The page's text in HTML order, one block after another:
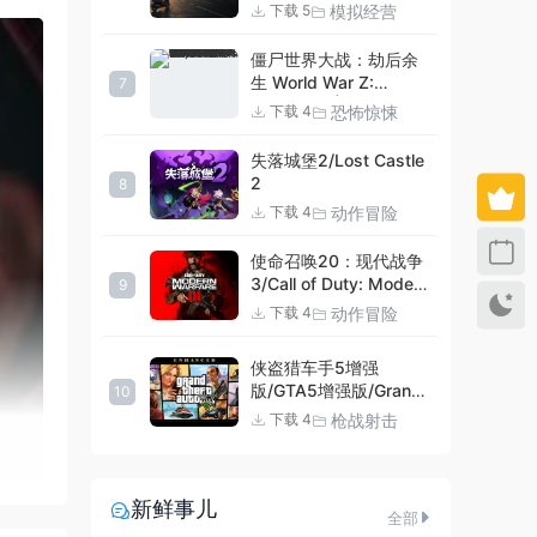
下载 5 模拟经营
7
僵尸世界大战：劫后余
生 World War Z:
Aftermath |官方中文
09.27.24 v20240924
集成DLCs 赠多项修改器
+赠999等级.荣誉技能.
紫色荣誉头框.荣誉枪械
技能.解锁存档 解压即玩
下载 4 恐怖惊悚
8
失落城堡2/Lost Castle
2
下载 4 动作冒险
9
使命召唤20：现代战争
3/Call of Duty: Modern
Warfare III
下载 4 动作冒险
10
侠盗猎车手5增强
版/GTA5增强版/Grand
Theft Auto V
下载 4 枪战射击
新鲜事儿 全部